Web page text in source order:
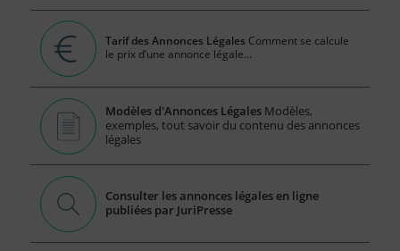
Tarif des Annonces Légales Comment se calcule
le prix d’une annonce légale...
Modèles d'Annonces Légales Modèles,
exemples, tout savoir du contenu des annonces
légales
Consulter les annonces légales en ligne
publiées par JuriPresse